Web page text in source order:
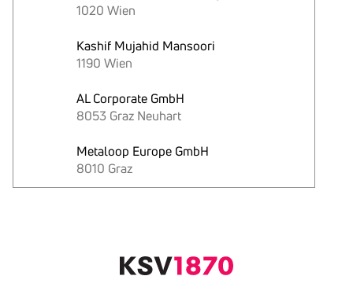
1020 Wien
Kashif Mujahid Mansoori
1190 Wien
AL Corporate GmbH
8053 Graz Neuhart
Metaloop Europe GmbH
8010 Graz